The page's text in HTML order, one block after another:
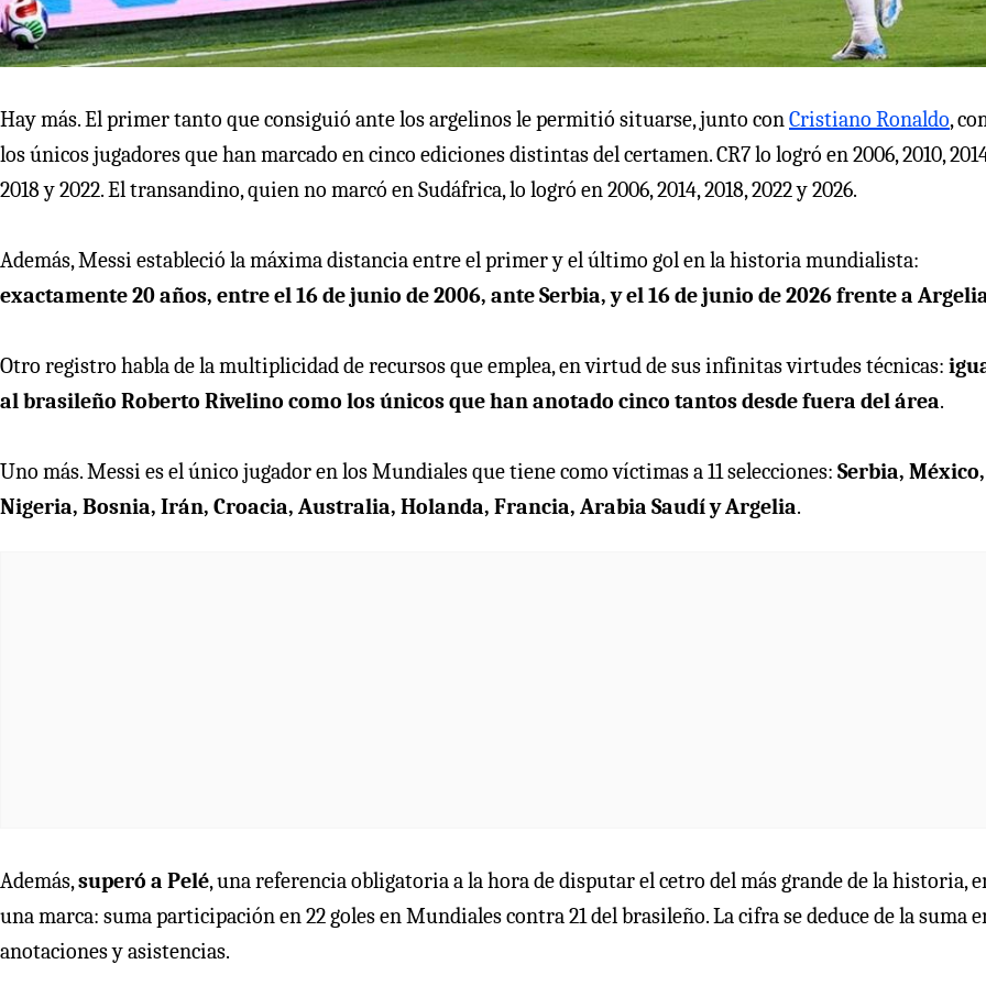
Hay más. El primer tanto que consiguió ante los argelinos le permitió situarse, junto conCristiano Ronaldo,
los únicos jugadores que han marcado en cinco ediciones distintas del certamen. CR7 lo logró en 2006, 2010,
2018 y 2022. El transandino, quien no marcó en Sudáfrica, lo logró en 2006, 2014, 2018, 2022 y 2026.
Además, Messi estableció la máxima distancia entre el primer y el último gol en la historia mundialista:
exactamente 20 años, entre el 16 de junio de 2006, ante Serbia, y el 16 de junio de 2026 frente a
Otro registro habla de la multiplicidad de recursos que emplea, en virtud de sus infinitas virtudes técnicas:
al brasileño Roberto Rivelino como los únicos que han anotado cinco tantos desde fuera del área.
Uno más. Messi es el único jugador en los Mundiales que tiene como víctimas a 11 selecciones: Serbia, México,
Nigeria, Bosnia, Irán, Croacia, Australia, Holanda, Francia, Arabia Saudí y Argelia.
Además,superó a Pelé, una referencia obligatoria a la hora de disputar el cetro del más grande de la historia,
una marca: suma participación en 22 goles en Mundiales contra 21 del brasileño. La cifra se deduce de la suma
anotaciones y asistencias.